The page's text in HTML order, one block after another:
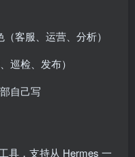
客服、运营、分析）
巡检、发布）
自己写
具，支持从 Hermes 一